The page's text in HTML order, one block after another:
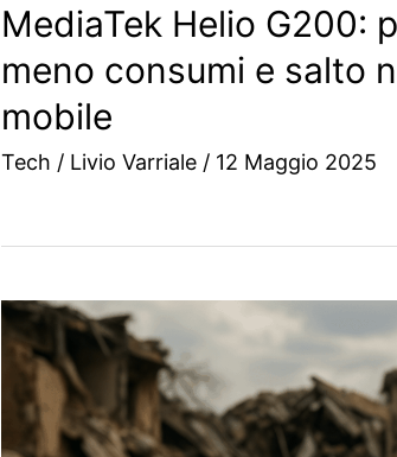
MediaTek Helio G200:
meno consumi e salto
mobile
Tech / Livio Varriale / 12 Maggio 2025